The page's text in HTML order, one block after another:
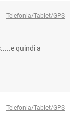
Telefonia/Tablet/GPS
quindi a
Telefonia/Tablet/GPS